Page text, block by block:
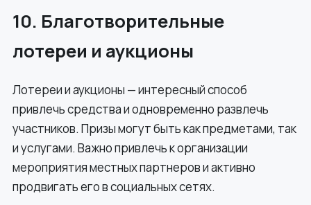
10. Благотворительные
лотереи и аукционы
Лотереи и аукционы — интересный способ
привлечь средства и одновременно развлечь
участников. Призы могут быть как предметами, так
и услугами. Важно привлечь к организации
мероприятия местных партнеров и активно
продвигать его в социальных сетях.